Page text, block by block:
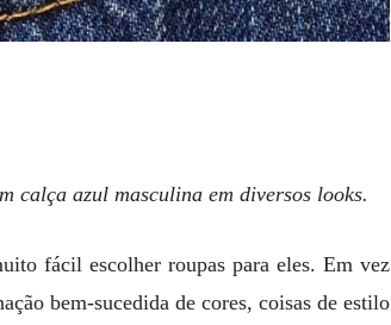
calça azul masculina em diversos looks.
fácil escolher roupas para eles. Em vez
bem-sucedida de cores, coisas de estilo